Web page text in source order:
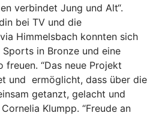
verbindet Jung und Alt“.
bei TV und die
Himmelsbach konnten sich
in Bronze und eine
freuen. “Das neue Projekt
und ermöglicht, dass über die
getanzt, gelacht und
Klumpp. “Freude an